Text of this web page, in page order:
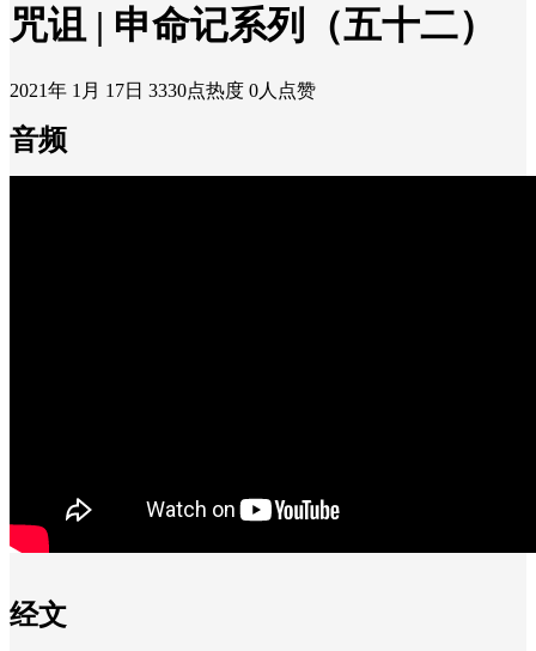
咒诅 | 申命记系列（五十二）
2021年 1月 17日 3330点热度 0人点赞
音频
经文